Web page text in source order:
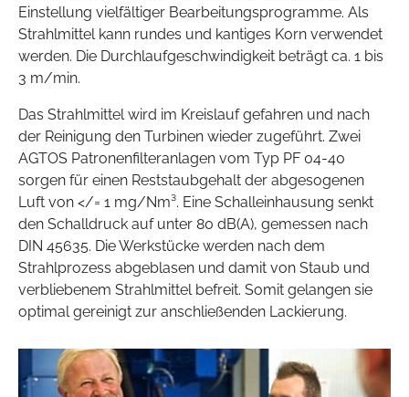
Einstellung vielfältiger Bearbeitungsprogramme. Als
Strahlmittel kann rundes und kantiges Korn verwendet
werden. Die Durchlaufgeschwindigkeit beträgt ca. 1 bis
3 m/min.
Das Strahlmittel wird im Kreislauf gefahren und nach
der Reinigung den Turbinen wieder zugeführt. Zwei
AGTOS Patronenfilteranlagen vom Typ PF 04-40
sorgen für einen Reststaubgehalt der abgesogenen
Luft von </= 1 mg/Nm³. Eine Schalleinhausung senkt
den Schalldruck auf unter 80 dB(A), gemessen nach
DIN 45635. Die Werkstücke werden nach dem
Strahlprozess abgeblasen und damit von Staub und
verbliebenem Strahlmittel befreit. Somit gelangen sie
optimal gereinigt zur anschließenden Lackierung.